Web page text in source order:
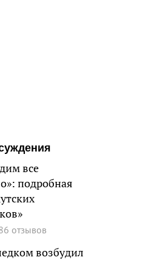
все
подробная
отзывов
возбудил